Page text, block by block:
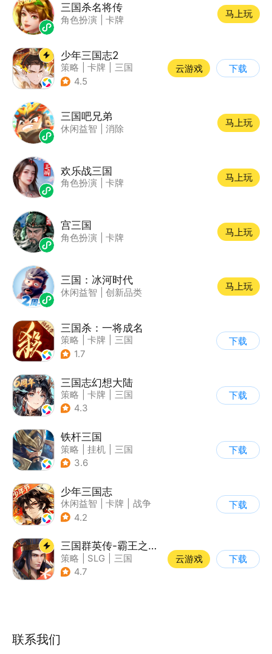
三国杀名将传
角色扮演 卡牌
马上玩
少年三国志2
策略 卡牌
三国
| 少年三国志
4.5
云游戏 下载
三国吧兄弟
休闲益智 消除
马上玩
欢乐战三国
角色扮演 卡牌
马上玩
宫三国
角色扮演 卡牌
马上玩
三国：冰河时代
休闲益智 创新品类
马上玩
三国杀：一将成名
策略 卡牌
三国
| 三国杀
1.7
下载
三国志幻想大陆
策略 卡牌
三国
| 美少女
4.3
下载
铁杆三国
策略 挂机
三国
| 中国风
3.6
下载
少年三国志
休闲益智 卡牌
战争
| 少年三国志
4.2
下载
三国群英传-霸王之业
策略 SLG
三国
| 中国风
4.7
云游戏 下载
联系我们